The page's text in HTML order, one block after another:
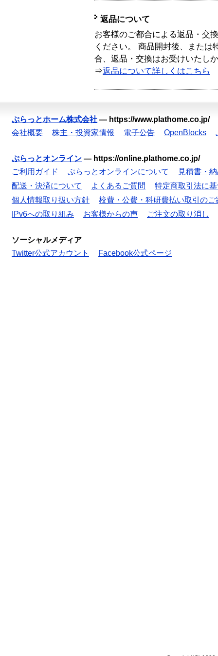
返品について
お客様のご都合による返品・交
ください。 商品開封後、または
合、返品・交換はお受けいたし
⇒返品について詳しくはこちら
ぷらっとホーム株式会社 — https://www.plathome.co.jp/
会社概要
株主・投資家情報 電子公告 OpenBlocks
ぷらっとオンライン — https://online.plathome.co.jp/
ご利用ガイド
ぷらっとオンラインについて
見積書・
配送・決済について
よくあるご質問
特定商取引法に
個人情報取り扱い方針
校費・公費・科研費払い取引のご
IPv6への取り組み
お客様からの声 ご注文の取り消し
ソーシャルメディア
Twitter公式アカウント
Facebook公式ページ